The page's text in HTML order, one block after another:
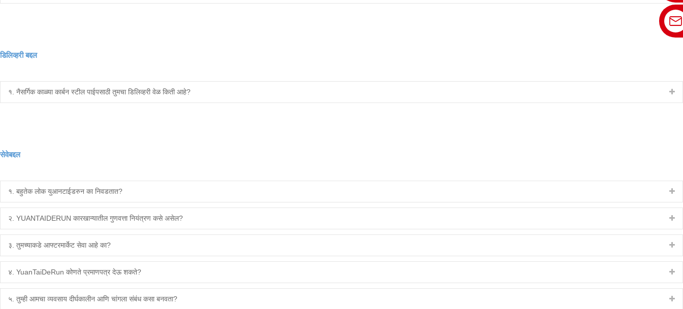
डिलिव्हरी बद्दल
१. नैसर्गिक काळ्या कार्बन स्टील पाईपसाठी तुमचा डिलिव्हरी वेळ किती आहे?
सेवेबद्दल
१. बहुतेक लोक युआनटाईडरुन का निवडतात?
२. YUANTAIDERUN कारखान्यातील गुणवत्ता नियंत्रण कसे असेल?
३. तुमच्याकडे आफ्टरमार्केट सेवा आहे का?
४. YuanTaiDeRun कोणते प्रमाणपत्र देऊ शकते?
५. तुम्ही आमचा व्यवसाय दीर्घकालीन आणि चांगला संबंध कसा बनवता?